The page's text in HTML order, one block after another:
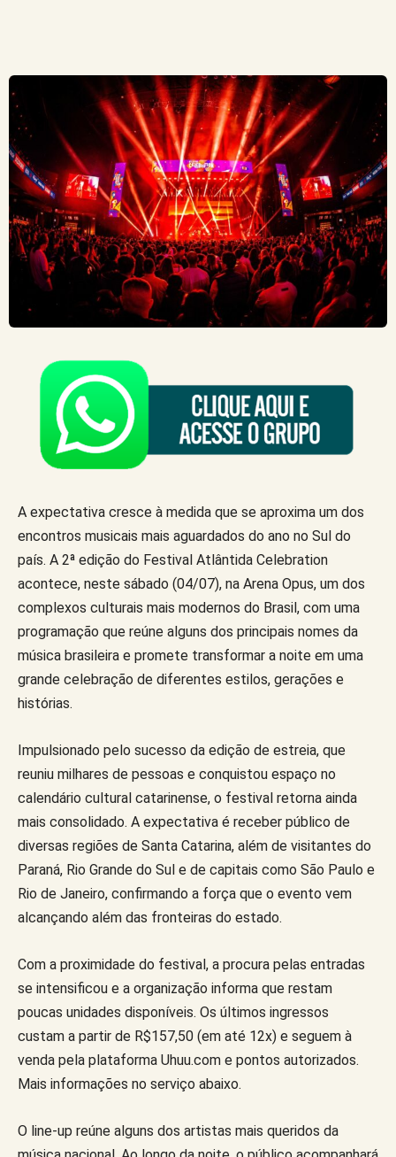
A expectativa cresce à medida que se aproxima um dos
encontros musicais mais aguardados do ano no Sul do
país. A 2ª edição do Festival Atlântida Celebration
acontece, neste sábado (04/07), na Arena Opus, um dos
complexos culturais mais modernos do Brasil, com uma
programação que reúne alguns dos principais nomes da
música brasileira e promete transformar a noite em uma
grande celebração de diferentes estilos, gerações e
histórias.
Impulsionado pelo sucesso da edição de estreia, que
reuniu milhares de pessoas e conquistou espaço no
calendário cultural catarinense, o festival retorna ainda
mais consolidado. A expectativa é receber público de
diversas regiões de Santa Catarina, além de visitantes do
Paraná, Rio Grande do Sul e de capitais como São Paulo e
Rio de Janeiro, confirmando a força que o evento vem
alcançando além das fronteiras do estado.
Com a proximidade do festival, a procura pelas entradas
se intensificou e a organização informa que restam
poucas unidades disponíveis. Os últimos ingressos
custam a partir de R$157,50 (em até 12x) e seguem à
venda pela plataforma Uhuu.com e pontos autorizados.
Mais informações no serviço abaixo.
O line-up reúne alguns dos artistas mais queridos da